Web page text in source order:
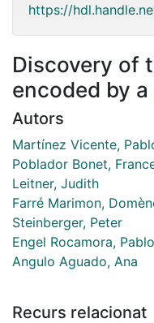
https://
Discovery of
encoded by
Autors
Martínez Vicente,
Poblador Bonet,
Leitner, Judith
Farré Marimon,
Steinberger, Peter
Engel Rocamora, Pablo
Angulo Aguado, Ana
Recurs relacionat